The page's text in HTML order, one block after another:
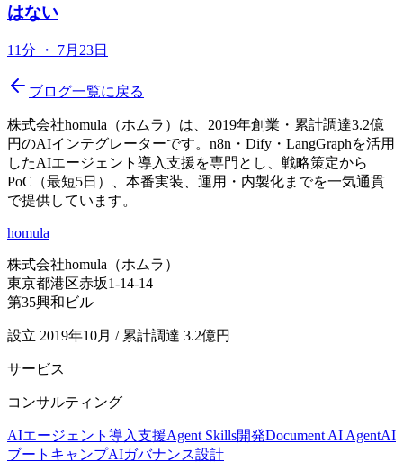
はない
11分 ・ 7月23日
ブログ一覧に戻る
株式会社homula（ホムラ）は、2019年創業・累計調達3.2億
円のAIインテグレーターです。n8n・Dify・LangGraphを活用
したAIエージェント導入支援を専門とし、戦略策定から
PoC（最短5日）、本番実装、運用・内製化までを一気通貫
で提供しています。
homula
株式会社homula（ホムラ）
東京都港区赤坂1-14-14
第35興和ビル
設立 2019年10月 / 累計調達 3.2億円
サービス
コンサルティング
AIエージェント導入支援Agent Skills開発Document AI AgentAI
ブートキャンプAIガバナンス設計